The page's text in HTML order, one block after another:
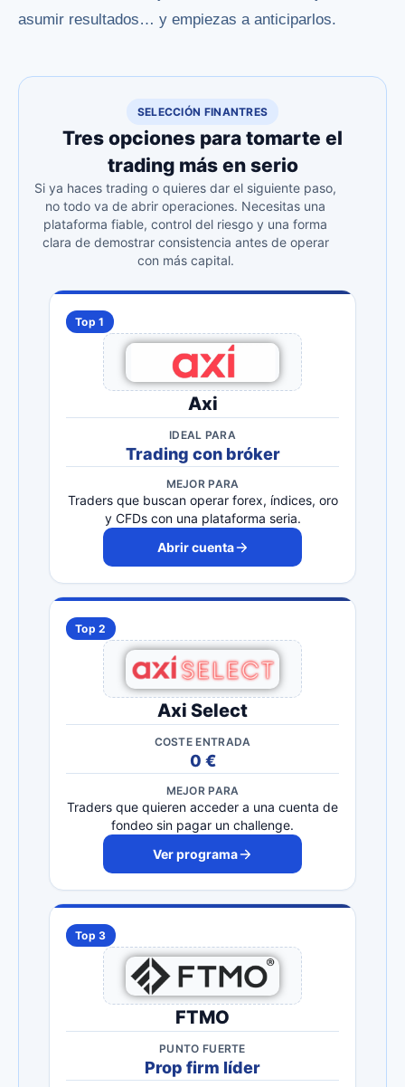
asumir resultados… y empiezas a anticiparlos.
SELECCIÓN FINANTRES
Tres opciones para tomarte el
trading más en serio
Si ya haces trading o quieres dar el siguiente paso,
no todo va de abrir operaciones. Necesitas una
plataforma fiable, control del riesgo y una forma
clara de demostrar consistencia antes de operar
con más capital.
Top 1
Axi
IDEAL PARA
Trading con bróker
MEJOR PARA
Traders que buscan operar forex, índices, oro
y CFDs con una plataforma seria.
Abrir cuenta
Top 2
Axi Select
COSTE ENTRADA
0 €
MEJOR PARA
Traders que quieren acceder a una cuenta de
fondeo sin pagar un challenge.
Ver programa
Top 3
FTMO
PUNTO FUERTE
Prop firm líder